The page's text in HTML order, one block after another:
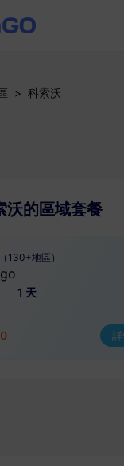
> 科索沃
沃的區域套餐
130+地區）
1 天